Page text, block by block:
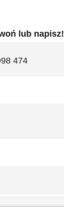
lub napisz!
474